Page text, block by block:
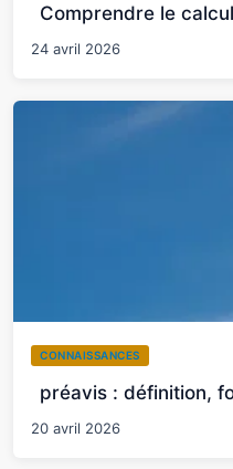
Comprendre le
24 avril 2026
CONNAISSANCES
préavis : définition,
20 avril 2026